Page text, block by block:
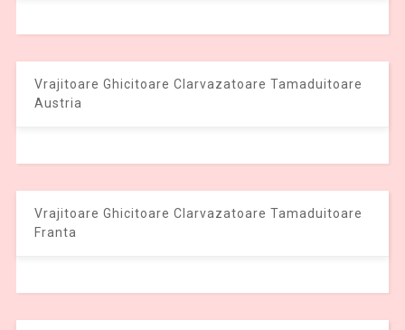
Vrajitoare Ghicitoare Clarvazatoare Tamaduitoare
Austria
Vrajitoare Ghicitoare Clarvazatoare Tamaduitoare
Franta